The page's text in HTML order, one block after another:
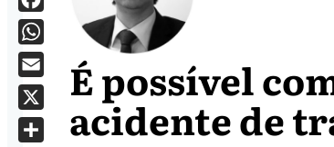
É possível
acidente de
Facebook
WhatsApp
Email
X